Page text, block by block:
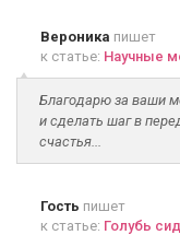
Вероника пишет
к статье: Научные
Благодарю за ваши
и сделать шаг в
счастья...
Гость пишет
к статье: Голубь